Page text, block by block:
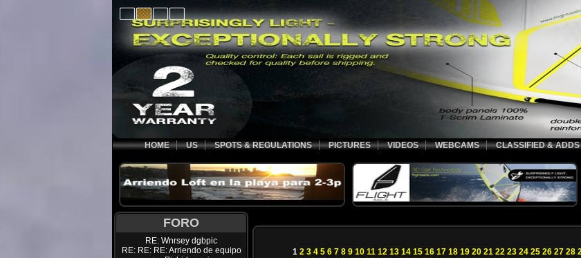
HOME US SPOTS & REGULATIONS PICTURES VIDEOS WEBCAMS CLASSIFIED & ADDS
FORO
RE: Wnrsey dgbpic
RE: RE: RE: Arriendo de equipo
1 2 3 4 5 6 7 8 9 10 11 12 13 14 15 16 17 18 19 20 21 22 23 24 25 26 27 28